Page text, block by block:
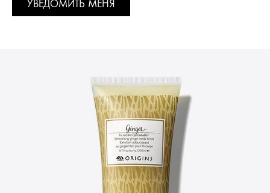
УВЕДОМИТЬ МЕНЯ